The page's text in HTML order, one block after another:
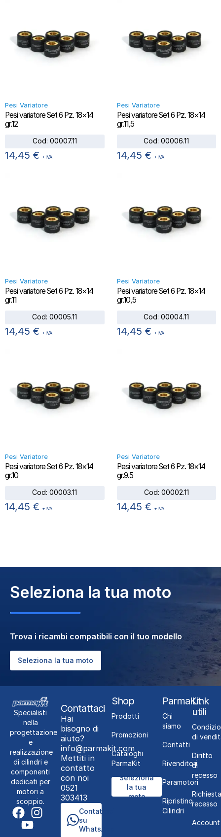
Pesi Variatore
Pesi variatore Set 6 Pz. 18×14
gr.12
Cod: 00007.11
14,45 € +IVA
Pesi Variatore
Pesi variatore Set 6 Pz. 18×14
gr.11,5
Cod: 00006.11
14,45 € +IVA
Pesi Variatore
Pesi variatore Set 6 Pz. 18×14
gr.11
Cod: 00005.11
14,45 € +IVA
Pesi Variatore
Pesi variatore Set 6 Pz. 18×14
gr.10,5
Cod: 00004.11
14,45 € +IVA
Pesi Variatore
Pesi variatore Set 6 Pz. 18×14
gr.10
Cod: 00003.11
14,45 € +IVA
Pesi Variatore
Pesi variatore Set 6 Pz. 18×14
gr.9.5
Cod: 00002.11
14,45 € +IVA
Seleziona la tua moto
Trova i ricambi compatibili con il tuo modello
Seleziona la tua moto
Specialisti
nella
progettazione
e
realizzazione
di cilindri e
componenti
dedicati per
motori a
scoppio.
Contattaci
Hai
bisogno di
aiuto?
info@parmakit.com
Mettiti in
contatto
con noi
0521
303413
Contattaci
su
WhatsApp
Shop
Prodotti
Promozioni
Cataloghi
ParmaKit
Seleziona
la tua
moto
ParmaKit
Chi
siamo
Contatti
Rivenditori
Paramotori
Ripristino
Cilindri
Link
utili
di
Diritto
di
recesso
Richiesta
recesso
Account